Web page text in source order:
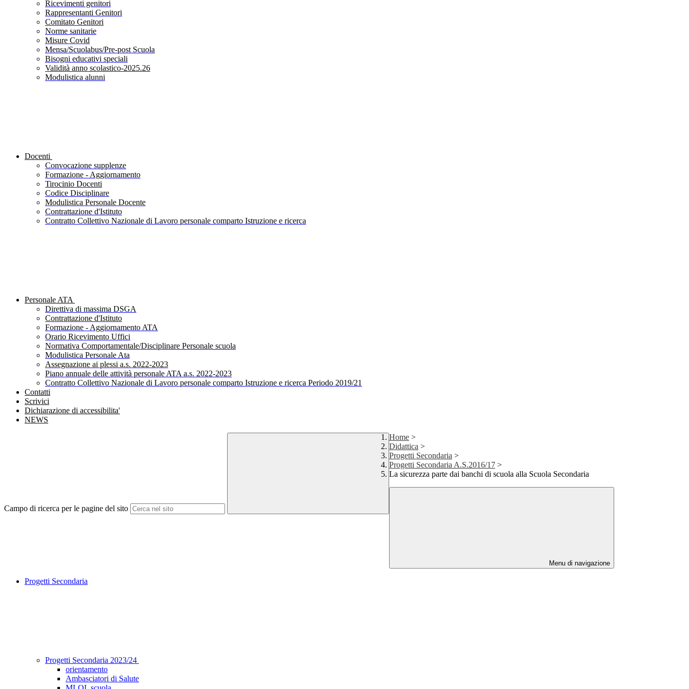
Ricevimenti genitori
Rappresentanti Genitori
Comitato Genitori
Norme sanitarie
Misure Covid
Mensa/Scuolabus/Pre-post Scuola
Bisogni educativi speciali
Validità anno scolastico-2025.26
Modulistica alunni
Docenti
Convocazione supplenze
Formazione - Aggiornamento
Tirocinio Docenti
Codice Disciplinare
Modulistica Personale Docente
Contrattazione d'Istituto
Contratto Collettivo Nazionale di Lavoro personale comparto Istruzione e ricerca
Personale ATA
Direttiva di massima DSGA
Contrattazione d'Istituto
Formazione - Aggiornamento ATA
Orario Ricevimento Uffici
Normativa Comportamentale/Disciplinare Personale scuola
Modulistica Personale Ata
Assegnazione ai plessi a.s. 2022-2023
Piano annuale delle attività personale ATA a.s. 2022-2023
Contratto Collettivo Nazionale di Lavoro personale comparto Istruzione e ricerca Periodo 2019/21
Contatti
Scrivici
Dichiarazione di accessibilita'
NEWS
Campo di ricerca per le pagine del sito
Home >
Didattica >
Progetti Secondaria >
Progetti Secondaria A.S.2016/17 >
La sicurezza parte dai banchi di scuola alla Scuola Secondaria
Menu di navigazione
Progetti Secondaria
Progetti Secondaria 2023/24
orientamento
Ambasciatori di Salute